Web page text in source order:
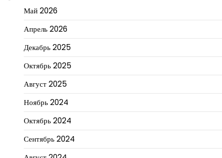
Май 2026
Апрель 2026
Декабрь 2025
Октябрь 2025
Август 2025
Ноябрь 2024
Октябрь 2024
Сентябрь 2024